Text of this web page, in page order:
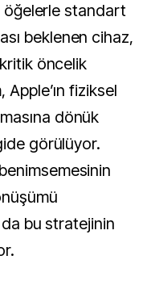
öğelerle standart
beklenen cihaz,
kritik öncelik
Apple’ın fiziksel
dönük
görülüyor.
da bu stratejinin